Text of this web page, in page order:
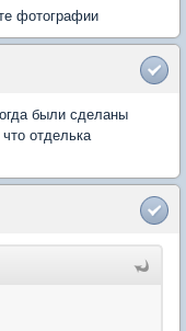
фотографии
были сделаны
отделька